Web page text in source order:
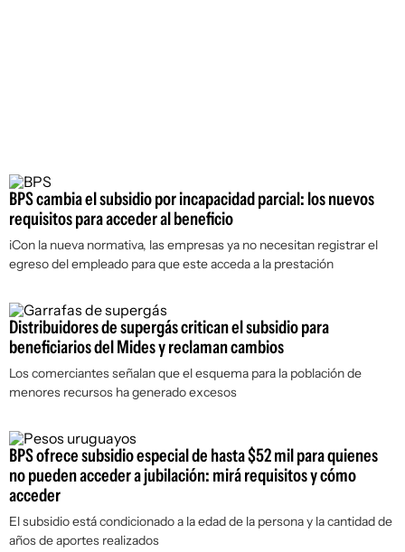
BPS cambia el subsidio por incapacidad parcial: los nuevos
requisitos para acceder al beneficio
iCon la nueva normativa, las empresas ya no necesitan registrar el
egreso del empleado para que este acceda a la prestación
Distribuidores de supergás critican el subsidio para
beneficiarios del Mides y reclaman cambios
Los comerciantes señalan que el esquema para la población de
menores recursos ha generado excesos
BPS ofrece subsidio especial de hasta $52 mil para quienes
no pueden acceder a jubilación: mirá requisitos y cómo
acceder
El subsidio está condicionado a la edad de la persona y la cantidad de
años de aportes realizados